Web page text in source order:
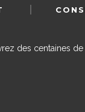
des centaines